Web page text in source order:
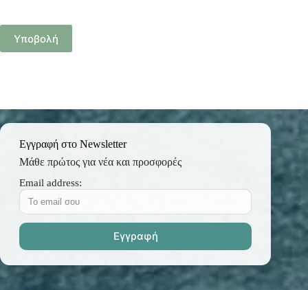
Υποβολή
Εγγραφή στο Newsletter
Μάθε πρώτος για νέα και προσφορές
Email address: